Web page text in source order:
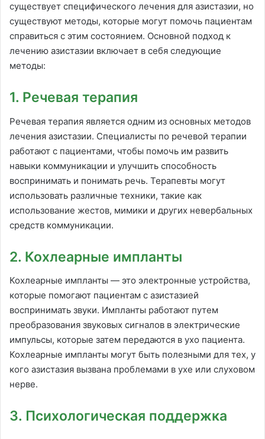
существует специфического лечения для азистазии, но
существуют методы, которые могут помочь пациентам
справиться с этим состоянием. Основной подход к
лечению азистазии включает в себя следующие
методы:
1. Речевая терапия
Речевая терапия является одним из основных методов
лечения азистазии. Специалисты по речевой терапии
работают с пациентами, чтобы помочь им развить
навыки коммуникации и улучшить способность
воспринимать и понимать речь. Терапевты могут
использовать различные техники, такие как
использование жестов, мимики и других невербальных
средств коммуникации.
2. Кохлеарные импланты
Кохлеарные импланты — это электронные устройства,
которые помогают пациентам с азистазией
воспринимать звуки. Импланты работают путем
преобразования звуковых сигналов в электрические
импульсы, которые затем передаются в ухо пациента.
Кохлеарные импланты могут быть полезными для тех, у
кого азистазия вызвана проблемами в ухе или слуховом
нерве.
3. Психологическая поддержка